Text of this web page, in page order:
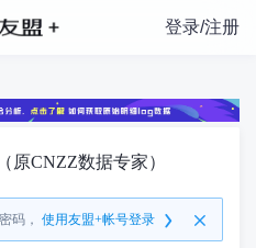
登录/注册
原CNZZ数据专家）
码， 使用友盟+帐号登录